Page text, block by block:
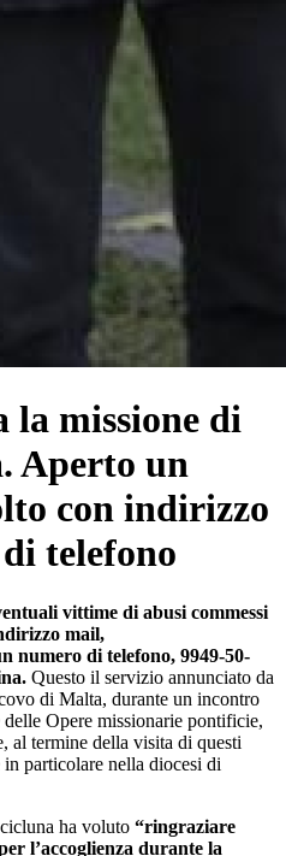
missione di
Aperto un
con indirizzo
telefono
vittime di abusi commessi
mail,
numero di telefono, 9949-50-
Questo il servizio annunciato da
di Malta, durante un incontro
Opere missionarie pontificie,
al termine della visita di questi
in particolare nella diocesi di
ha voluto “ringraziare
l’accoglienza durante la